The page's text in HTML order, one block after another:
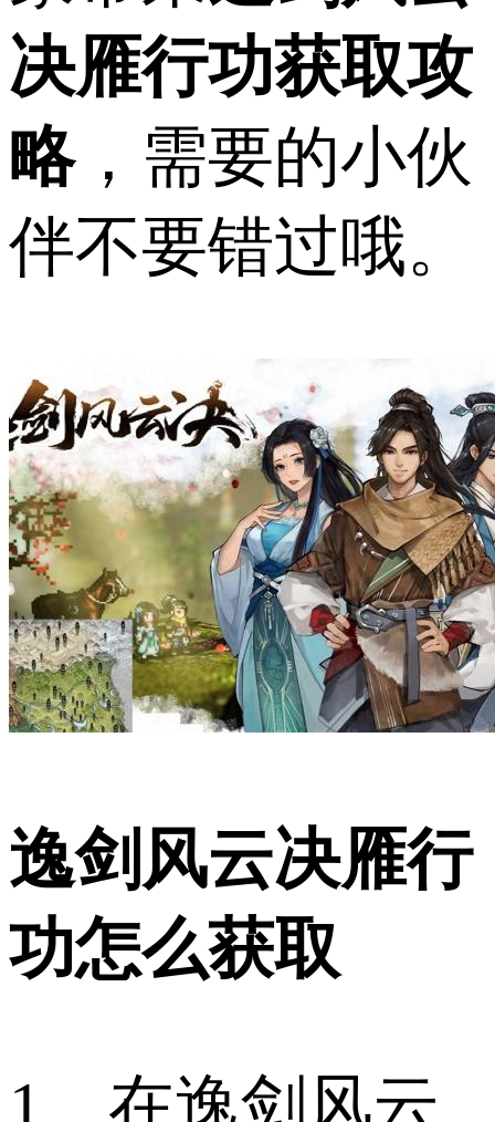
决雁行功获取攻
略，需要的小伙
伴不要错过哦。
逸剑风云决雁行
功怎么获取
1、在逸剑风云